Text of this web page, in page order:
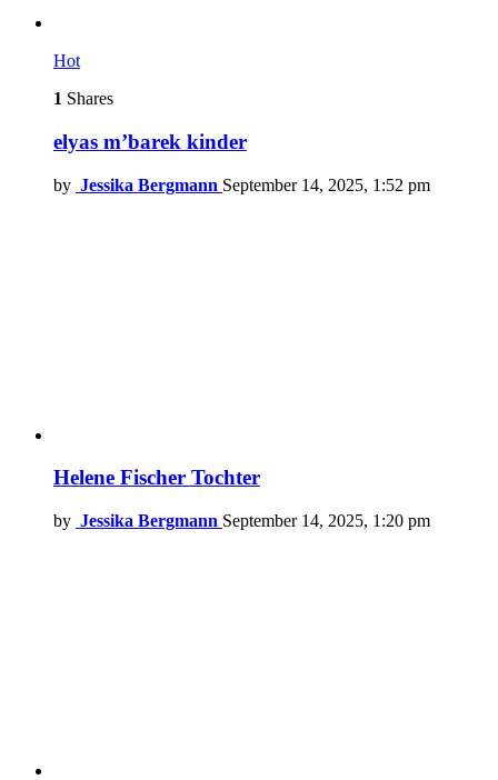
Hot
1 Shares
elyas m’barek kinder
by Jessika Bergmann September 14, 2025, 1:52 pm
Helene Fischer Tochter
by Jessika Bergmann September 14, 2025, 1:20 pm